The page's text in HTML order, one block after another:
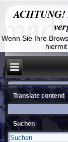
ACHTUNG!
Wenn Sie Ihre
Translate contend
Suchen